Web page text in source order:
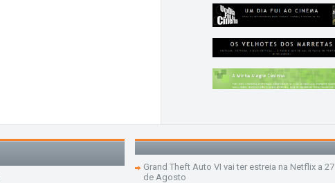
Grand Theft Auto VI vai ter estreia na Netflix a 27
de Agosto